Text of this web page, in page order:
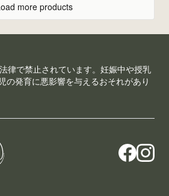
more products
律で禁止されています。妊娠中や授乳
の発育に悪影響を与えるおそれがあり